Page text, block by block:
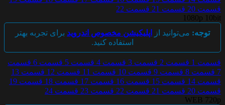
قسمت 20
قسمت 21
قسمت 22
1080p 10bit
توجه: می‌توانید از اپلیکیشن مخصوص اندروید برای تجربه بهتر
استفاده کنید.
قسمت 1 قسمت 2 قسمت 3 قسمت 4 قسمت 5 قسمت 6
قسمت
7 قسمت 8 قسمت 9 قسمت 10 قسمت 11 قسمت 12
قسمت 13
قسمت 14
قسمت 15 قسمت 16 قسمت 17 قسمت 18
قسمت 19
قسمت 20
قسمت 21 قسمت 22 قسمت 23
قسمت 24
WEB 720p